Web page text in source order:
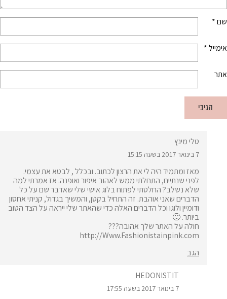
שם*
אימייל*
אתר
טלי מינץ
7 בינואר 2017 בשעה 15:15
מאז ומתמיד היה לי את הרצון לכתוב. ובכלל , לבטא את עצמי.
לפני שנתיים, התחלתי ממש לאהוב איפור ואופנה. אז אמרתי למה
שלא נשלב? החלטתי לפתוח בלוג אישי שלי שאדבר שם על כל
הדברים שאני אוהבת. זה התחיל בקטן, והמשיך בגדול, קניתי אחסון
ודומיין ולוגו וכל הדברים האלה כדי שהאתר שלי ייראה על הצד הטוב
ביותר. 🙂
חולה על האתר שלך אהובה???
http://Www.Fashionistainpink.com
הגב
HEDONISTIT
7 בינואר 2017 בשעה 17:55